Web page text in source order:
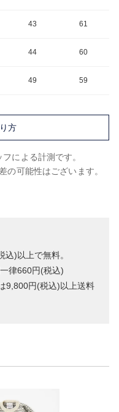
43 61
44 60
49 59
方
による計測です。
の可能性はございます。
)以上で無料。
律660円(税込)
9,800円(税込)以上送料